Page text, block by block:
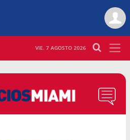
VIE. 7 AGOSTO 2026